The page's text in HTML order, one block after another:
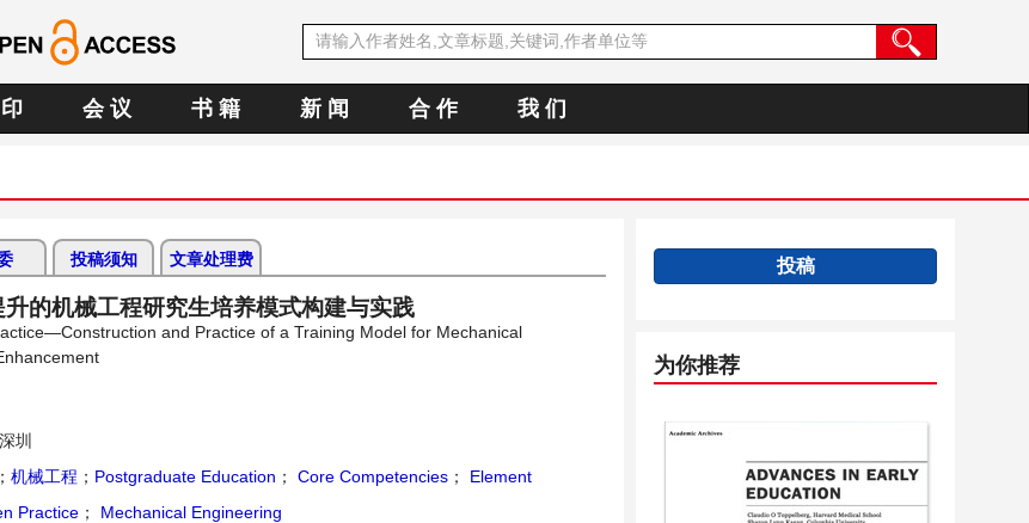
会 议 书 籍 新 闻 合 作 我 们
投稿须知 文章处理费
的机械工程研究生培养模式构建与实践
and Practice of a Training Model for Mechanical
圳
； 机械工程 ； Postgraduate Education ； Core Competencies ；
Element
Practice ； Mechanical Engineering
投稿
为你推荐